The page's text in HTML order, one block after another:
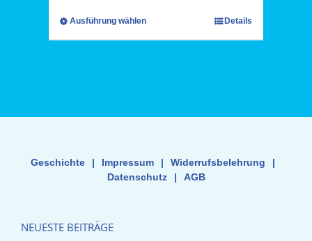
Ausführung wählen Details
Geschichte | Impressum | Widerrufsbelehrung
|
Datenschutz
| AGB
NEUESTE BEITRÄGE